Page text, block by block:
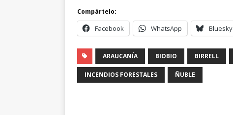
Compártelo:
Facebook WhatsApp Bluesky
ARAUCANÍA BIOBIO BIRRELL
INCENDIOS FORESTALES ÑUBLE